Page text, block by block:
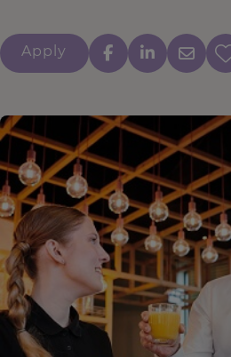
Apply